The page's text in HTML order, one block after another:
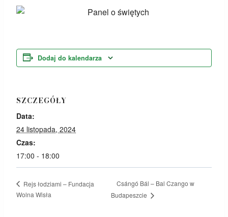
Dodaj do kalendarza
SZCZEGÓŁY
Data:
24 listopada, 2024
Czas:
17:00 - 18:00
Rejs łodziami – Fundacja
Wolna Wisła
Csángó Bál – Bal Czango w
Budapeszcie